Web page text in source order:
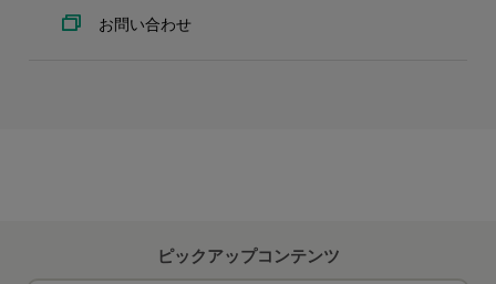
お問い合わせ
ピックアップコンテンツ